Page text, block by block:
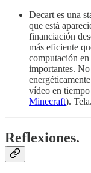
Decart es una
que está
financiación
más eficiente
computación
importantes. No
vídeo en
Minecraft). Tela.
Reflexiones.